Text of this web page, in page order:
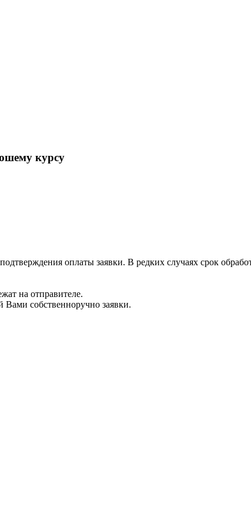
курсу
оплаты заявки. В редких случаях срок
на отправителе.
Вами собственноручно заявки.